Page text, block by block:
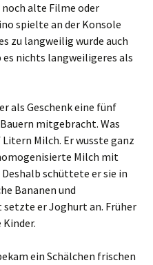
noch alte Filme oder
spielte an der Konsole
zu langweilig wurde auch
es nichts langweiligeres als
als Geschenk eine fünf
mitgebracht. Was
Milch. Er wusste ganz
Milch mit
schüttete er sie in
Bananen und
setzte er Joghurt an. Früher
Kinder.
ein Schälchen frischen